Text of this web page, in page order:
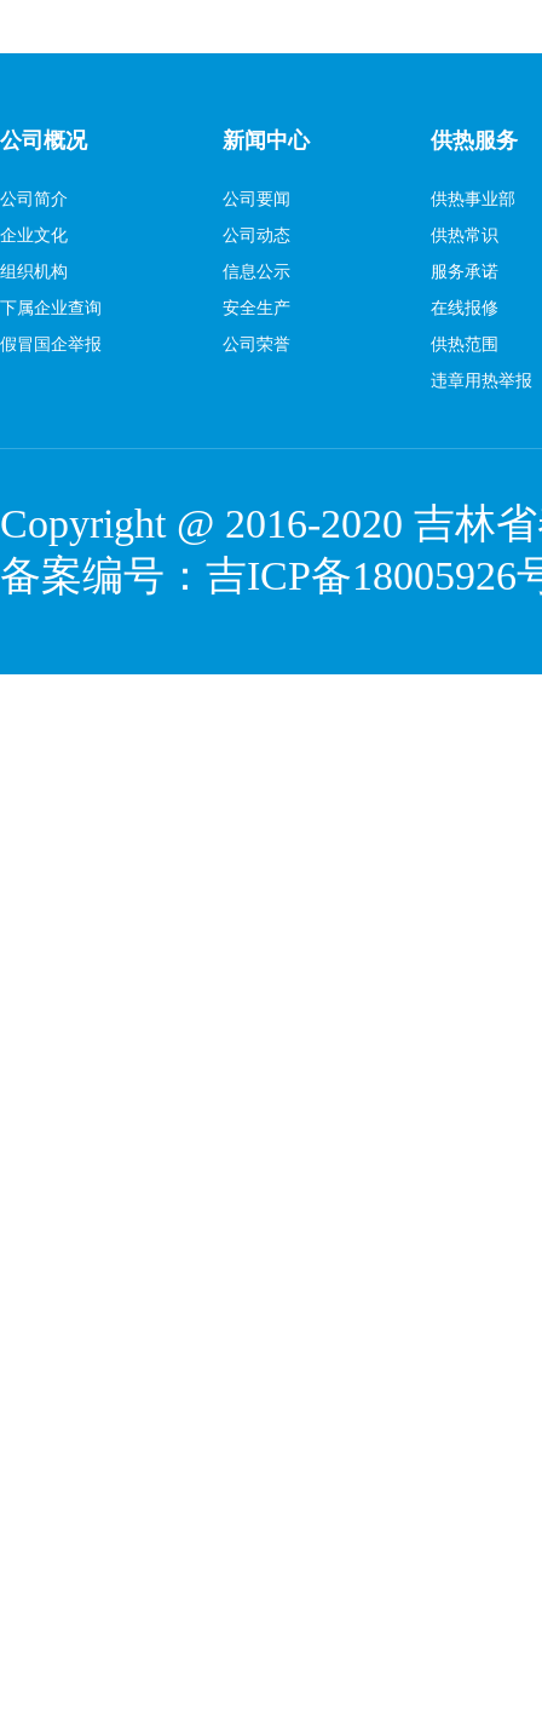
公司概况
公司简介
企业文化
组织机构
下属企业查询
假冒国企举报
新闻中心
公司要闻
公司动态
信息公示
安全生产
公司荣誉
供热服务
供热事业部
供热常识
服务承诺
在线报修
供热范围
违章用热举报
Copyright @ 2016-2020 吉林
备案编号： 吉ICP备18005926